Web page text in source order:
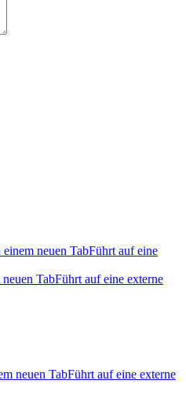
neuen TabFührt auf eine
TabFührt auf eine externe
neuen TabFührt auf eine externe